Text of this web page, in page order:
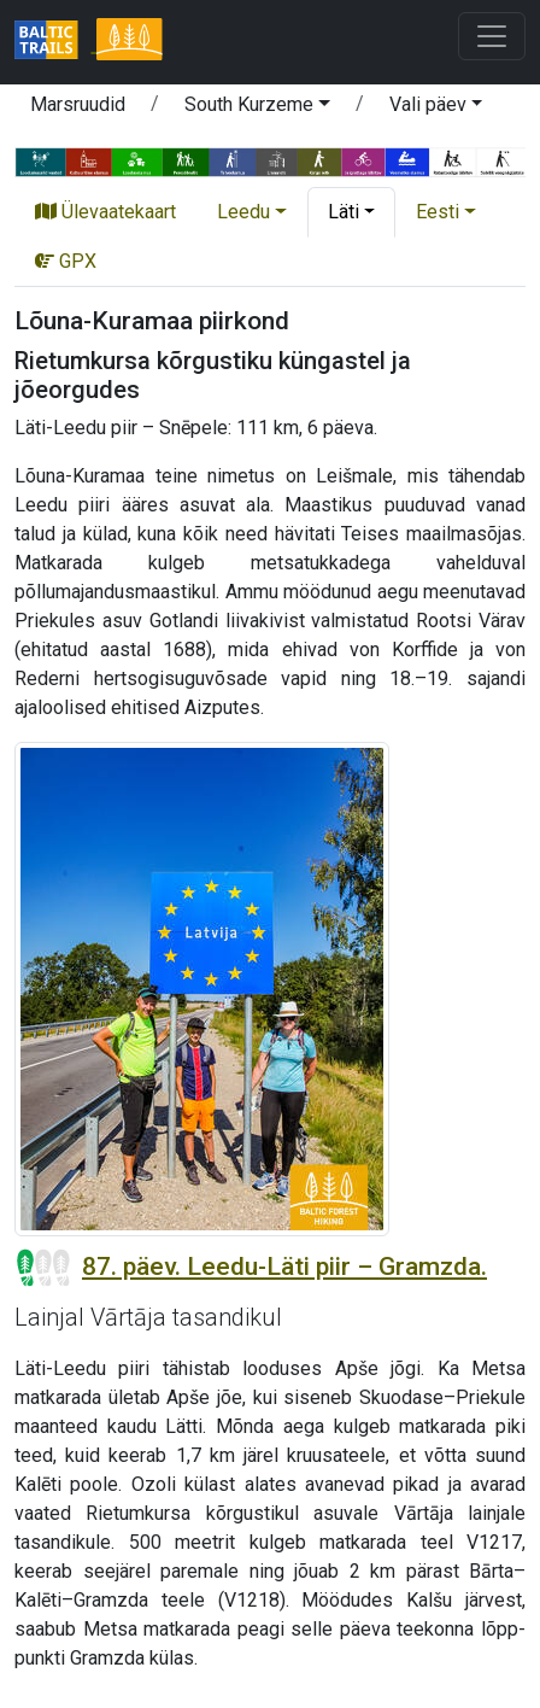
Marsruudid South Kurzeme Vali päev
Ülevaatekaart Leedu Läti Eesti
GPX
Lõuna-Kuramaa piirkond
Rietumkursa kõrgustiku küngastel ja
jõeorgudes
Läti-Leedu piir – Snēpele: 111 km, 6 päeva.
Lõuna-Kuramaa teine nimetus on Leišmale, mis tähendab
Leedu piiri ääres asuvat ala. Maastikus puuduvad vanad
talud ja külad, kuna kõik need hävitati Teises maailmasõjas.
Matkarada kulgeb metsatukkadega vahelduval
põllumajandusmaastikul. Ammu möödunud aegu meenutavad
Priekules asuv Gotlandi liivakivist valmistatud Rootsi Värav
(ehitatud aastal 1688), mida ehivad von Korffide ja von
Rederni hertsogisuguvõsade vapid ning 18.–19. sajandi
ajaloolised ehitised Aizputes.
87. päev. Leedu-Läti piir – Gramzda.
Lainjal Vārtāja tasandikul
Läti-Leedu piiri tähistab looduses Apše jõgi. Ka Metsa
matkarada ületab Apše jõe, kui siseneb Skuodase–Priekule
maanteed kaudu Lätti. Mõnda aega kulgeb matkarada piki
teed, kuid keerab 1,7 km järel kruusateele, et võtta suund
Kalēti poole. Ozoli külast alates avanevad pikad ja avarad
vaated Rietumkursa kõrgustikul asuvale Vārtāja lainjale
tasandikule. 500 meetrit kulgeb matkarada teel V1217,
keerab seejärel paremale ning jõuab 2 km pärast Bārta–
Kalēti–Gramzda teele (V1218). Möödudes Kalšu järvest,
saabub Metsa matkarada peagi selle päeva teekonna lõpp-
punkti Gramzda külas.